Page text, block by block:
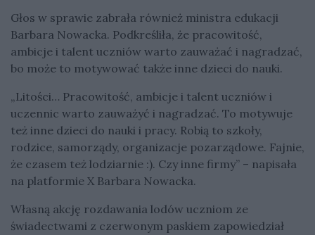
Głos w sprawie zabrała również ministra edukacji
Barbara Nowacka. Podkreśliła, że pracowitość,
ambicje i talent uczniów warto zauważać i nagradzać,
bo może to motywować także inne dzieci do nauki.
„Litości… Pracowitość, ambicje i talent uczniów i
uczennic warto zauważyć i nagradzać. To motywuje
też inne dzieci do nauki i pracy. Robią to szkoły,
rodzice, samorządy, organizacje pozarządowe. Fajnie,
że czasem też lodziarnie :). Czy inne firmy” – napisała
na platformie X Barbara Nowacka.
Własną akcję rozdawania lodów uczniom ze
świadectwami z czerwonym paskiem zapowiedział